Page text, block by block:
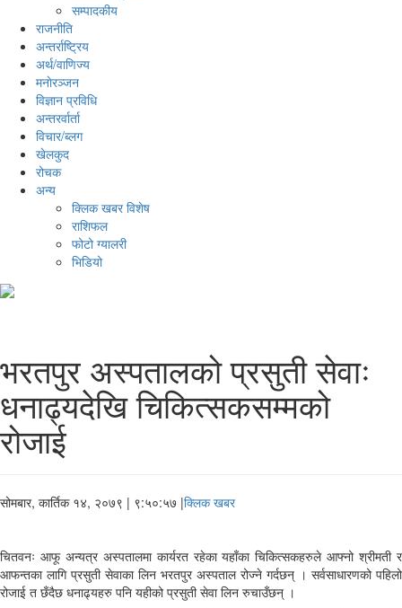
सम्पादकीय
राजनीति
अन्तर्राष्ट्रिय
अर्थ/वाणिज्य
मनाेरञ्जन
विज्ञान प्रविधि
अन्तरर्वार्ता
विचार/ब्लग
खेलकुद
रोचक
अन्य
क्लिक खबर विशेष
राशिफल
फोटो ग्यालरी
भिडियो
भरतपुर अस्पतालको प्रसुती सेवाः
धनाढ्यदेखि चिकित्सकसम्मको
रोजाई
सोमबार, कार्तिक १४, २०७९ | ९:५०:५७ |क्लिक खबर
चितवनः आफू अन्यत्र अस्पतालमा कार्यरत रहेका यहाँका चिकित्सकहरुले आफ्नो श्रीमती र
आफन्तका लागि प्रसुती सेवाका लिन भरतपुर अस्पताल रोज्ने गर्दछन् । सर्वसाधारणको पहिलो
रोजाई त छँदैछ धनाढ्यहरु पनि यहीको प्रसुती सेवा लिन रुचाउँछन् ।